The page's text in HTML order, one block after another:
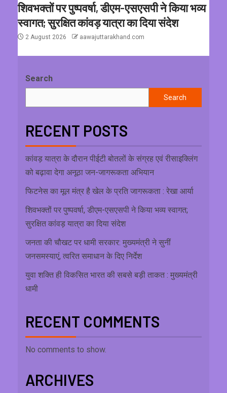
शिवभक्तों पर पुष्पवर्षा, डीएम-एसएसपी ने किया भव्य
स्वागत; सुरक्षित कांवड़ यात्रा का दिया संदेश
2 August 2026 aawajuttarakhand.com
Search
Search
RECENT POSTS
कांवड़ यात्रा के दौरान पीईटी बोतलों के संग्रह एवं रीसाइक्लिंग
को बढ़ावा देगा अनूठा जन-जागरूकता अभियान
फिटनेस का मूल मंत्र है खेल के प्रति जागरूकता : रेखा आर्या
शिवभक्तों पर पुष्पवर्षा, डीएम-एसएसपी ने किया भव्य स्वागत;
सुरक्षित कांवड़ यात्रा का दिया संदेश
जनता की चौखट पर धामी सरकार: मुख्यमंत्री ने सुनीं
जनसमस्याएं, त्वरित समाधान के दिए निर्देश
युवा शक्ति ही विकसित भारत की सबसे बड़ी ताकत : मुख्यमंत्री
धामी
RECENT COMMENTS
No comments to show.
ARCHIVES